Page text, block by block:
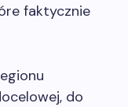
faktycznie
do